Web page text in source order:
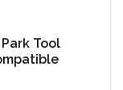
Tool